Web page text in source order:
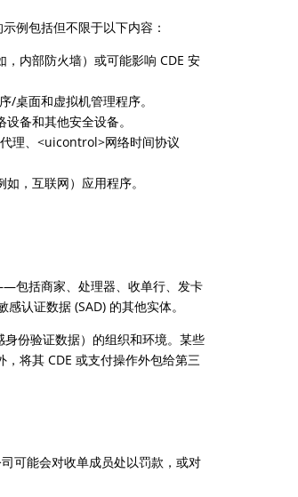
例包括但不限于以下内容：
内部防火墙）或可能影响 CDE 安
/桌面和虚拟机管理程序。
备和其他安全设备。
理、<uicontrol>网络时间协议
，互联网）应用程序。
包括商家、处理器、收单行、发卡
认证数据 (SAD) 的其他实体。
份验证数据）的组织和环境。某些
，将其 CDE 或支付操作外包给第三
可能会对收单成员处以罚款，或对